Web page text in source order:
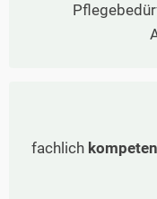
fachlich